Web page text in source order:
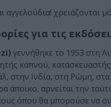
αγγελούδια!
για τις
γεννήθηκε το 1953 στη
καπνού,
Ινδία, στη Ρώμη, στα
άποικο, αρνείται την
όπου θα μπορούσε να